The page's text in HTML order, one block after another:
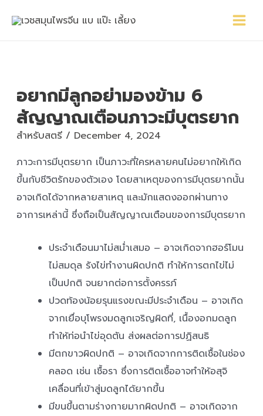
Menu
อยากมีลูกอย่ามองข้าม 6
สัญญาณเตือนภาวะมีบุตรยาก
สำหรับสตรี / December 4, 2024
ภาวะการมีบุตรยาก เป็นภาวะที่ใครหลายคนไม่อยากให้เกิด
ขึ้นกับชีวิตรักของตัวเอง โดยสาเหตุของการมีบุตรยากนั้น
อาจเกิดได้จากหลายสาเหตุ และมักแสดงออกผ่านทาง
อาการเหล่านี้ ซึ่งถือเป็นสัญญาณเตือนของการมีบุตรยาก
ประจำเดือนมาไม่สม่ำเสมอ – อาจเกิดจากฮอร์โมน
ไม่สมดุล รังไข่ทำงานผิดปกติ ทำให้การตกไข่ไม่
เป็นปกติ จนยากต่อการตั้งครรภ์
ปวดท้องน้อยรุนแรงขณะมีประจำเดือน – อาจเกิด
จากเยื่อบุโพรงมดลูกเจริญผิดที่, เนื้องอกมดลูก
ทำให้ท่อนำไข่อุดตัน ส่งผลต่อการปฏิสนธิ
มีตกขาวผิดปกติ – อาจเกิดจากการติดเชื้อในช่อง
คลอด เช่น เชื้อรา ซึ่งการติดเชื้ออาจทำให้อสุจิ
เคลื่อนที่เข้าสู่มดลูกได้ยากขึ้น
มีขนขึ้นตามร่างกายมากผิดปกติ – อาจเกิดจาก
navigation